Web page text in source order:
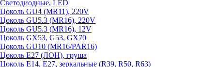
Светодиодные, LED
Цоколь GU4 (MR11), 220V
Цоколь GU5.3 (MR16), 220V
Цоколь GU5.3 (MR16), 12V
Цоколь GX53, G53, GX70
Цоколь GU10 (MR16/PAR16)
Цоколь Е27 (ЛОН), груша
Цоколь Е14, Е27, зеркальные (R39, R50, R63)